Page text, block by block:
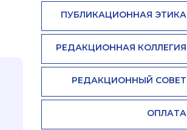
ПУБЛИКАЦИОННАЯ ЭТИКА
РЕДАКЦИОННАЯ КОЛЛЕГИЯ
РЕДАКЦИОННЫЙ СОВЕТ
ОПЛАТА